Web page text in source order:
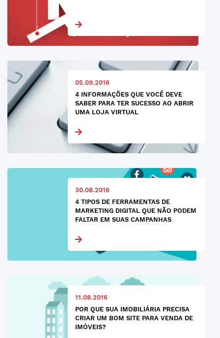
05.09.2016
4 INFORMAÇÕES QUE VOCÊ DEVE
SABER PARA TER SUCESSO AO ABRIR
UMA LOJA VIRTUAL
30.08.2016
4 TIPOS DE FERRAMENTAS DE
MARKETING DIGITAL QUE NÃO PODEM
FALTAR EM SUAS CAMPANHAS
11.08.2016
POR QUE SUA IMOBILIÁRIA PRECISA
CRIAR UM BOM SITE PARA VENDA DE
IMÓVEIS?